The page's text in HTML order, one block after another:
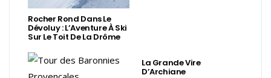
Rocher Rond Dans Le
Dévoluy : L’Aventure À Ski
Sur Le Toit De La Drôme
La Grande Vire
D’Archiane